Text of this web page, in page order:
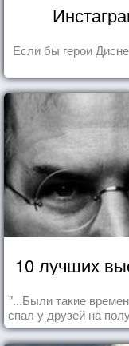
Если бы герои
10 лучших
"...Были такие
спал у друзей на